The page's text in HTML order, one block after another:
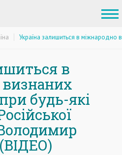
Україна залишиться в міжнародно
в
будь-які